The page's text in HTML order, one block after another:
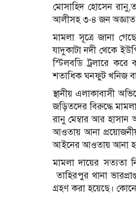
মোসাহিদ হোসেন
আলীসহ ৩-৪ জন অজ্ঞাত
মামলা সূত্রে জানা
যাদুকাটা নদী থেকে
স্টিলবডি ট্রলারে
শতাধিক ঘনফুট খনিজ
স্থানীয় এলাকাবাসী
জড়িতদের বিরুদ্ধে
রানু মেম্বার আর
আওতায় আনা
আইনের আওতায় আনা
মামলা দায়ের সত্যতা
তাহিরপুর থানা
গ্রহণ করা হয়েছে।